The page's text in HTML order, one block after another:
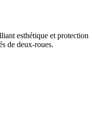
esthétique et protection
de deux-roues.